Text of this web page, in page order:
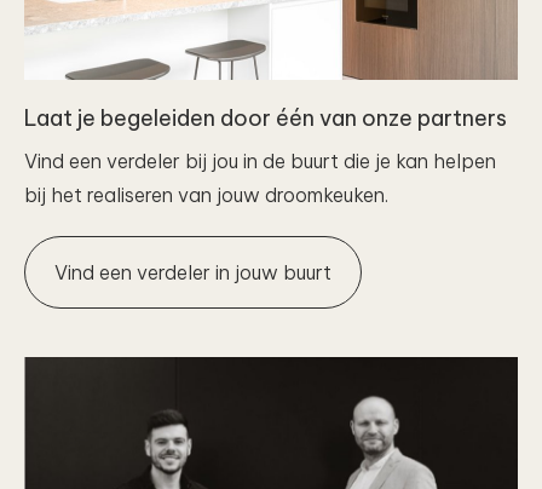
Laat je begeleiden door één van onze partners
Vind een verdeler bij jou in de buurt die je kan helpen
bij het realiseren van jouw droomkeuken.
Vind een verdeler in jouw buurt